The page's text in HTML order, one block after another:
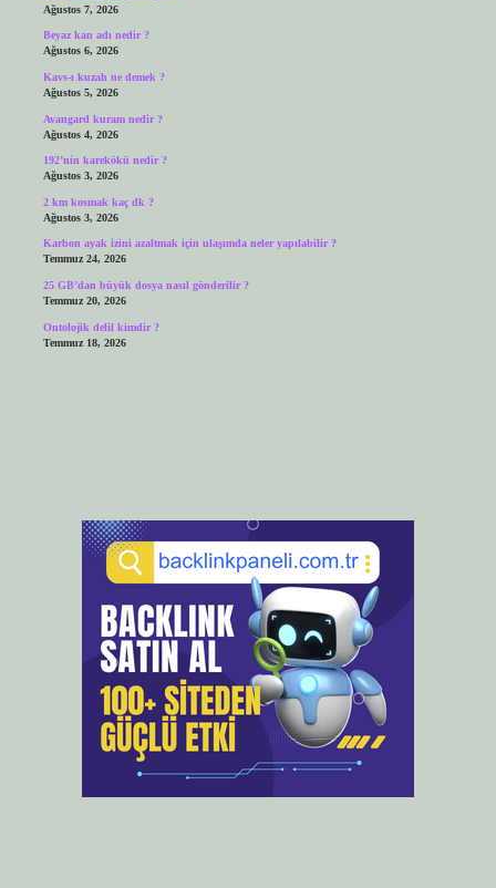
Ağustos 7, 2026
Beyaz kan adı nedir ?
Ağustos 6, 2026
Kavs-ı kuzah ne demek ?
Ağustos 5, 2026
Avangard kuram nedir ?
Ağustos 4, 2026
192’nin karekökü nedir ?
Ağustos 3, 2026
2 km kosmak kaç dk ?
Ağustos 3, 2026
Karbon ayak izini azaltmak için ulaşımda neler yapılabilir ?
Temmuz 24, 2026
25 GB’dan büyük dosya nasıl gönderilir ?
Temmuz 20, 2026
Ontolojik delil kimdir ?
Temmuz 18, 2026